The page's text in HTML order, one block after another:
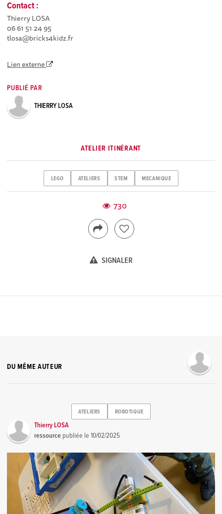
Contact :
Thierry LOSA
06 61 51 24 95
tlosa@bricks4kidz.fr
Lien externe
PUBLIÉ PAR
THIERRY LOSA
ATELIER ITINÉRANT
LEGO ATELIERS STEM MECANIQUE
730
SIGNALER
DU MÊME AUTEUR
ATELIERS ROBOTIQUE
Thierry LOSA
ressource publiée le10/02/2025